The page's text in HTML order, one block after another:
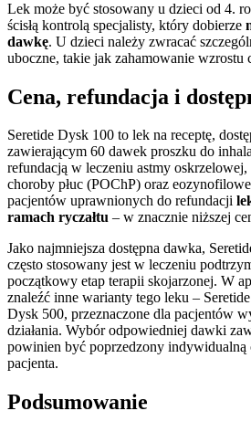
Lek może być stosowany u dzieci od 4.
ścisłą kontrolą specjalisty, który dobierze
dawkę. U dzieci należy zwracać
uboczne, takie jak zahamowanie wzrostu
Cena, refundacja i
Seretide Dysk 100 to lek na receptę,
zawierającym 60 dawek proszku do
refundacją w leczeniu astmy
choroby płuc (POChP) oraz
pacjentów uprawnionych do refundacji
ramach ryczałtu – w znacznie niższej
Jako najmniejsza dostępna dawka,
często stosowany jest w leczeniu
początkowy etap terapii skojarzonej. W
znaleźć inne warianty tego leku –
Dysk 500, przeznaczone dla pacjentów
działania. Wybór odpowiedniej dawki
powinien być poprzedzony indywidualną
pacjenta.
Podsumowanie